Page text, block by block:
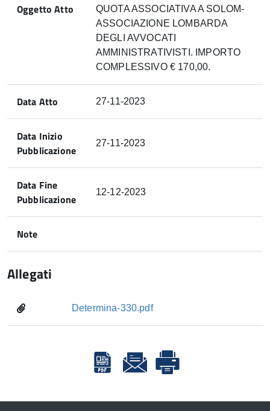
Oggetto Atto
QUOTA ASSOCIATIVA A SOLOM-
ASSOCIAZIONE LOMBARDA
DEGLI AVVOCATI
AMMINISTRATIVISTI. IMPORTO
COMPLESSIVO € 170,00.
Data Atto 27-11-2023
Data Inizio
Pubblicazione
27-11-2023
Data Fine
Pubblicazione
12-12-2023
Note
Allegati
Determina-330.pdf